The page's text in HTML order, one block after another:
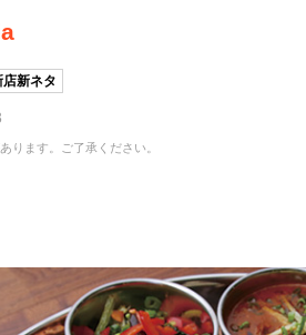
店新ネタ
ります。ご了承ください。